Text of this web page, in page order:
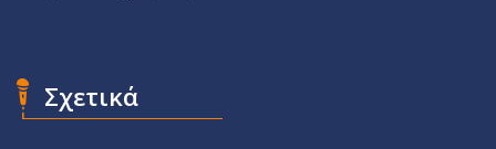
Σχετικά